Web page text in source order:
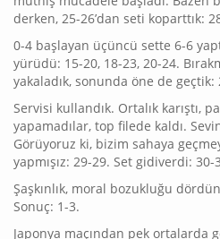
derken, 25-26’dan seti koparttık:
0-4 başlayan üçüncü sette 6-6
yürüdü: 15-20, 18-23, 20-24.
yakaladık, sonunda öne de geçtik:
Servisi kullandık. Ortalık karıştı,
yapamadılar, top filede kaldı.
Görüyoruz ki, bizim sahaya
yapmışız: 29-29. Set gidiverdi: 30-
Şaşkınlık, moral bozukluğu
Sonuç: 1-3.
Japonya maçından pek ortalarda